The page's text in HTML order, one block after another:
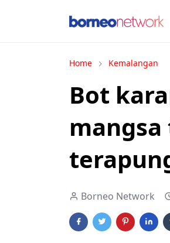
Home Kemalangan
Bot
Borneo Network